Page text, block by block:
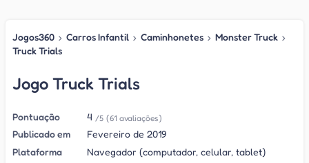
Jogos360 › Carros Infantil › Caminhonetes › Monster Truck ›
Truck Trials
Jogo Truck Trials
Pontuação 4 /5 (61 avaliações)
Publicado em
Fevereiro de 2019
Plataforma
Navegador (computador, celular, tablet)